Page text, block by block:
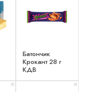
Батончик
Крокант 28 г
КДВ
x 1 x 1